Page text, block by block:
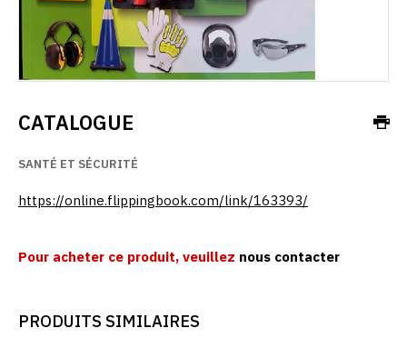
CATALOGUE
SANTÉ ET SÉCURITÉ
https://online.flippingbook.com/link/163393/
Pour acheter ce produit, veuillez nous contacter
PRODUITS SIMILAIRES